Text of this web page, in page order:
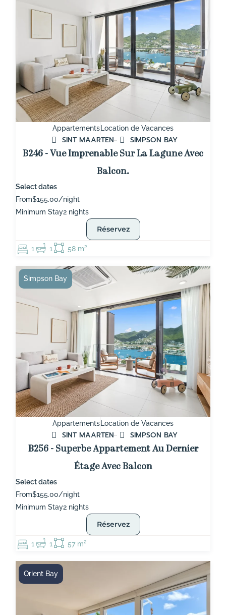
Appartements Location de Vacances
SINT MAARTEN
SIMPSON BAY
B246 - Vue Imprenable Sur La Lagune Avec
Balcon.
Select dates
From$155.00/night
Minimum Stay2 nights
Réservez
1 1 58 m²
Appartements Location de Vacances
SINT MAARTEN
SIMPSON BAY
B256 - Superbe Appartement Au Dernier
Étage Avec Balcon
Select dates
From$155.00/night
Minimum Stay2 nights
Réservez
1 1 57 m²
Simpson Bay
Orient Bay